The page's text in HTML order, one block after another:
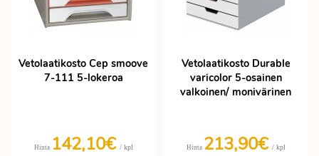
Vetolaatikosto Cep smoove
7-111 5-lokeroa
Hinta 142,10€ / kpl
Vetolaatikosto Durable
varicolor 5-osainen
valkoinen/ monivärinen
Hinta 213,90€ / kpl